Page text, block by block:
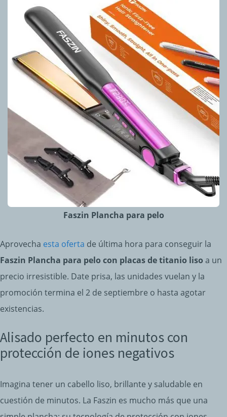
Faszin Plancha para pelo
Aprovecha esta oferta de última hora para conseguir la
Faszin Plancha para pelo con placas de titanio liso a un
precio irresistible. Date prisa, las unidades vuelan y la
promoción termina el 2 de septiembre o hasta agotar
existencias.
Alisado perfecto en minutos con
protección de iones negativos
Imagina tener un cabello liso, brillante y saludable en
cuestión de minutos. La Faszin es mucho más que una